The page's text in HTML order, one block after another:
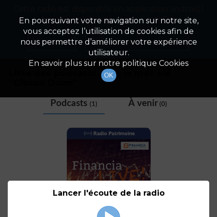
Tag
Liste des podcasts avec le mot-clé
Podcasts (1) À venir(0)
En poursuivant votre navigation sur notre site,
vous acceptez l’utilisation de cookies afin de
nous permettre d’améliorer votre expérience
utilisateur.
En savoir plus sur notre politique Cookies
OK
Appuyez ci-dessous pour l'installer.
Non merci Télécharger l'application
Lancer l'écoute de la radio